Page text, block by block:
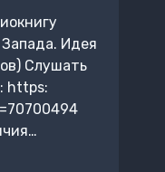
Идея
Слушать
https: